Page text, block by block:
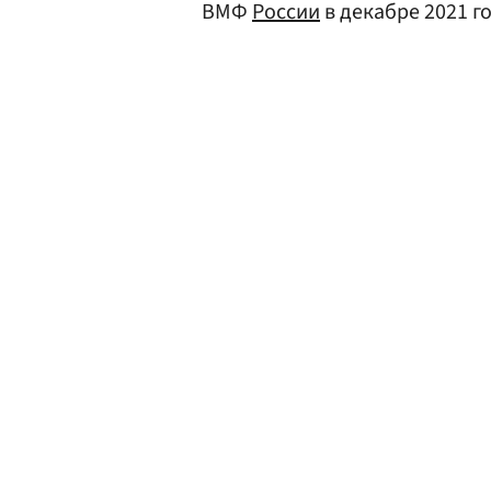
ВМФРоссиив декабре 2021